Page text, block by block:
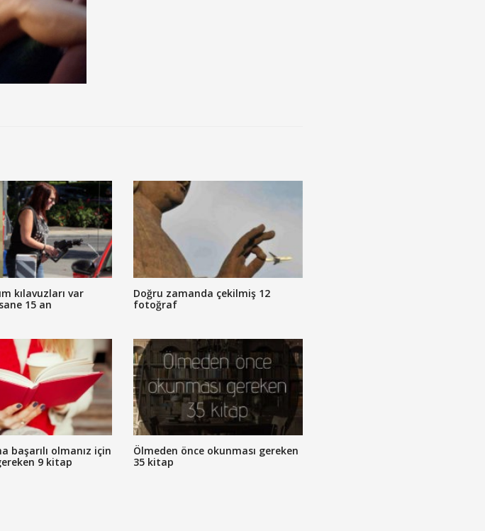
kılavuzları var
15 an
Doğru zamanda çekilmiş 12
fotoğraf
başarılı olmanız için
9 kitap
Ölmeden önce okunması gereken
35 kitap